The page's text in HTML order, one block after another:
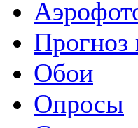
Прогноз
Обои
Опросы